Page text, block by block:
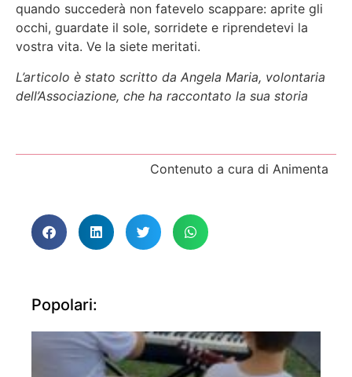
quando succederà non fatevelo scappare: aprite gli
occhi, guardate il sole, sorridete e riprendetevi la
vostra vita. Ve la siete meritati.
L’articolo è stato scritto da Angela Maria, volontaria
dell’Associazione, che ha raccontato la sua storia
Contenuto a cura di Animenta
Popolari: